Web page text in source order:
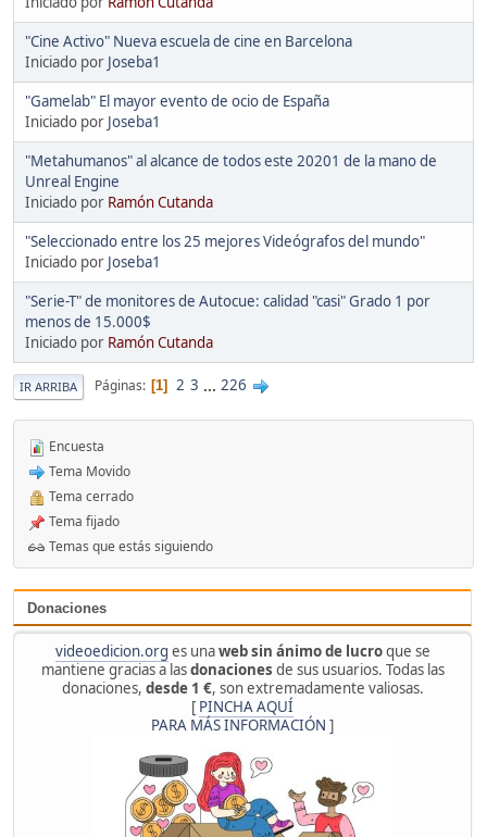
Donaciones
videoedicion.org es unaweb sin ánimo de lucroque se
mantiene gracias a lasdonaciones de sus usuarios. Todas las
donaciones, desde 1 €, son extremadamente valiosas.
[ PINCHA AQUÍ
PARA MÁS INFORMACIÓN ]
"Cine Activo" Nueva escuela de cine en Barcelona
Iniciado por Joseba1
"Gamelab" El mayor evento de ocio de España
Iniciado por Joseba1
"Metahumanos" al alcance de todos este 20201 de la mano de
Unreal Engine
Iniciado por Ramón Cutanda
"Seleccionado entre los 25 mejores Videógrafos del mundo"
Iniciado por Joseba1
"Serie-T" de monitores de Autocue: calidad "casi" Grado 1 por
menos de 15.000$
Iniciado por Ramón Cutanda
IR ARRIBA Páginas 1 2 3 ... 226
Encuesta
Tema Movido
Tema cerrado
Tema fijado
Temas que estás siguiendo